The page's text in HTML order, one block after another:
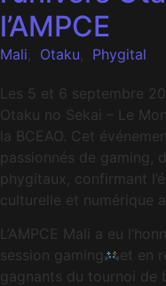
l’AMPCE
Mali Otaku Phygital
Les 5 et 6 septembre
Otaku no Sekai – Le
la BCEAO. Cet
passionnés de gaming,
phygitaux, confirmant
culturelle et numérique
L’AMPCE Mali a eu
session gaming
et en
gagnants du tournoi de